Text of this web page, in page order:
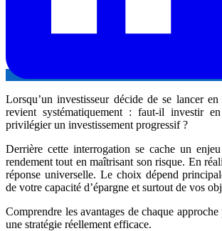
Lorsqu’un investisseur décide de se lancer
revient systématiquement : faut-il investir
privilégier un investissement progressif ?
Derrière cette interrogation se cache un
rendement tout en maîtrisant son risque. En
réponse universelle. Le choix dépend
de votre capacité d’épargne et surtout de vos
Comprendre les avantages de chaque
une stratégie réellement efficace.